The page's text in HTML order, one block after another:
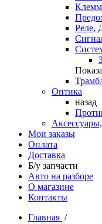
Реле,
Оптика
назад
Мои заказы
Оплата
Доставка
Б/у запчасти
Авто на разборе
О магазине
Контакты
Главная /